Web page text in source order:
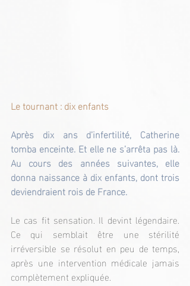
Le tournant : dix enfants
Après dix ans d’infertilité, Catherine
tomba enceinte. Et elle ne s’arrêta pas là.
Au cours des années suivantes, elle
donna naissance à dix enfants, dont trois
deviendraient rois de France.
Le cas fit sensation. Il devint légendaire.
Ce qui semblait être une stérilité
irréversible se résolut en peu de temps,
après une intervention médicale jamais
complètement expliquée.